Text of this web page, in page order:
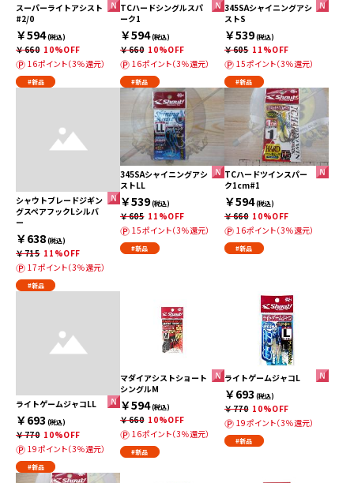
スーパーライトアシスト
#2/0
￥594(税込)
￥660 10%OFF
16ポイント（3％還元）
#新品
TCハードシングルスパ
ーク1
￥594(税込)
￥660 10%OFF
16ポイント（3％還元）
#新品
345SAシャイニングアシ
ストS
￥539(税込)
￥605 11%OFF
15ポイント（3％還元）
#新品
シャウトブレードジギン
グスペアフックLシルバ
ー
￥638(税込)
￥715 11%OFF
17ポイント（3％還元）
#新品
345SAシャイニングアシ
ストLL
￥539(税込)
￥605 11%OFF
15ポイント（3％還元）
#新品
TCハードツインスパー
ク1cm#1
￥594(税込)
￥660 10%OFF
16ポイント（3％還元）
#新品
ライトゲームジャコLL
￥693 (税込)
￥770 10%OFF
19ポイント（3％還元）
#新品
マダイアシストショート
シングルM
￥594(税込)
￥660 10%OFF
16ポイント（3％還元）
#新品
ライトゲームジャコL
￥693 (税込)
￥770 10%OFF
19ポイント（3％還元）
#新品